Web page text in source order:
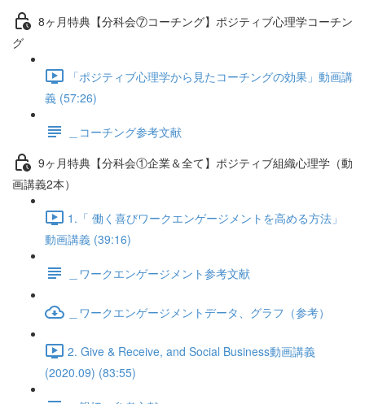
8ヶ月特典【分科会⑦コーチング】ポジティブ心理学コーチン
グ
「ポジティブ心理学から見たコーチングの効果」動画講
義 (57:26)
＿コーチング参考文献
9ヶ月特典【分科会①企業＆全て】ポジティブ組織心理学（動
画講義2本）
1.「 働く喜びワークエンゲージメントを高める方法」
動画講義 (39:16)
＿ワークエンゲージメント参考文献
＿ワークエンゲージメントデータ、グラフ（参考）
2. Give & Receive, and Social Business動画講義
(2020.09) (83:55)